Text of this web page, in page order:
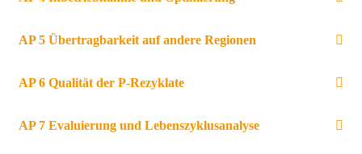
AP 5 Übertragbarkeit auf andere Regionen
AP 6 Qualität der P-Rezyklate
AP 7 Evaluierung und Lebenszyklusanalyse